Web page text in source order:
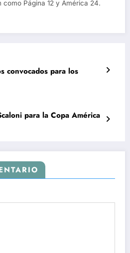
Página 12 y América 24.
convocados para los
para la Copa América